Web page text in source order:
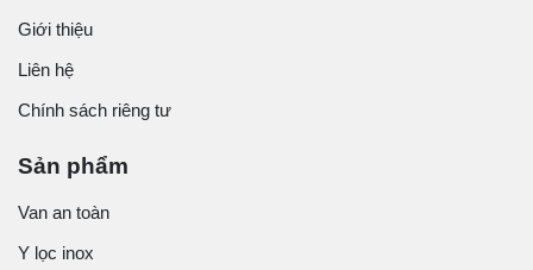
Giới thiệu
Liên hệ
Chính sách riêng tư
Sản phẩm
Van an toàn
Y lọc inox